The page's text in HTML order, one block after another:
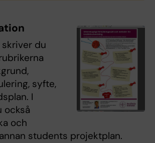
du
syfte,
I
också
och
students projektplan.